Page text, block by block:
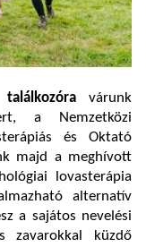
találkozóra várunk
a Nemzetközi
és Oktató
majd a meghívott
lovasterápia
alternatív
a sajátos nevelési
zavarokkal küzdő